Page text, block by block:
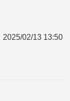
2025/02/13 13:50